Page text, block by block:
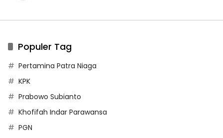
Populer Tag
Pertamina Patra Niaga
KPK
Prabowo Subianto
Khofifah Indar Parawansa
PGN